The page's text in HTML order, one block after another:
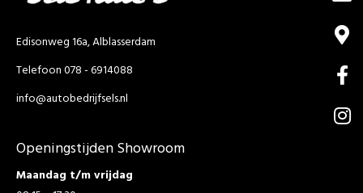
Edisonweg 16a, Alblasserdam
Telefoon 078 - 6914088
info@autobedrijfsels.nl
Openingstijden Showroom
Maandag t/m vrijdag